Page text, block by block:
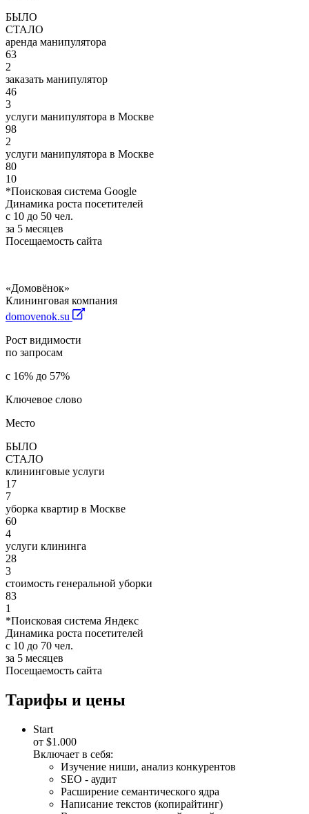
БЫЛО
СТАЛО
аренда манипулятора
63
2
заказать манипулятор
46
3
услуги манипулятора в Москве
98
2
услуги манипулятора в Москве
80
10
*Поисковая система Google
Динамика роста посетителей
с 10 до 50 чел.
за 5 месяцев
Посещаемость сайта
«Домовёнок»
Клининговая компания
domovenok.su
Рост видимости
по запросам
с 16% до 57%
Ключевое слово
Место
БЫЛО
СТАЛО
клининговые услуги
17
7
уборка квартир в Москве
60
4
услуги клининга
28
3
стоимость генеральной уборки
83
1
*Поисковая система Яндекс
Динамика роста посетителей
с 10 до 70 чел.
за 5 месяцев
Посещаемость сайта
Тарифы и цены
Start
от $1.000
Включает в себя:
Изучение ниши, анализ конкурентов
SEO - аудит
Расширение семантического ядра
Написание текстов (копирайтинг)